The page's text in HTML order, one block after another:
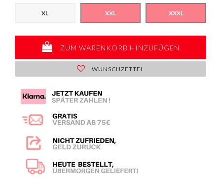
XL XXL XXXL
ZUM WARENKORB HINZUFÜGEN
WUNSCHZETTEL